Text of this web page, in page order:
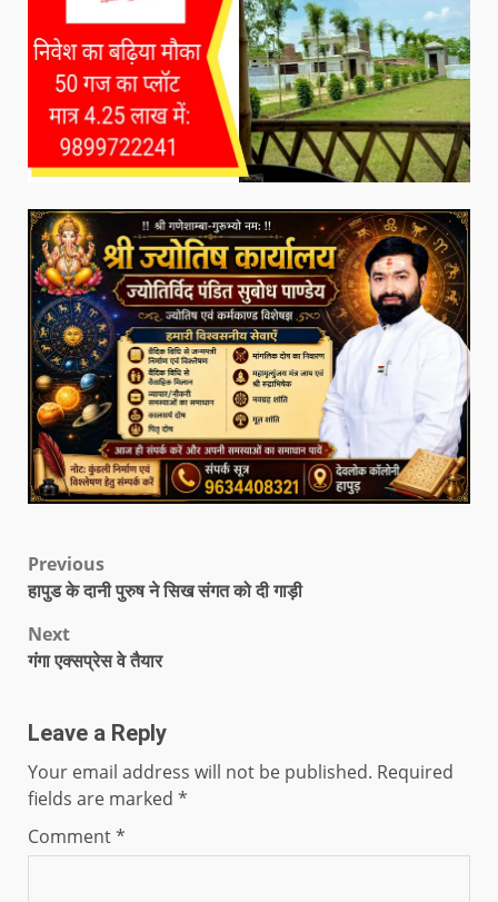
Previous
हापुड के दानी पुरुष ने सिख संगत को दी गाड़ी
Next
गंगा एक्सप्रेस वे तैयार
Leave a Reply
Your email address will not be published. Required
fields are marked *
Comment*